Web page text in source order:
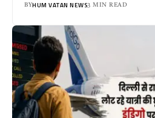
BYHUM VATAN NEWS3 MIN READ